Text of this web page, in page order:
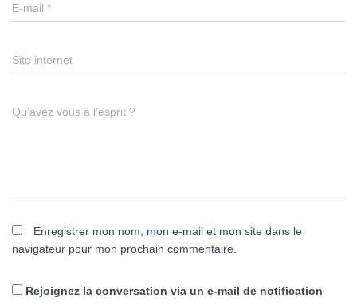
E-mail *
Site internet
Qu’avez vous à l’esprit ?
Enregistrer mon nom, mon e-mail et mon site dans le
navigateur pour mon prochain commentaire.
Rejoignez la conversation via un e-mail de notification